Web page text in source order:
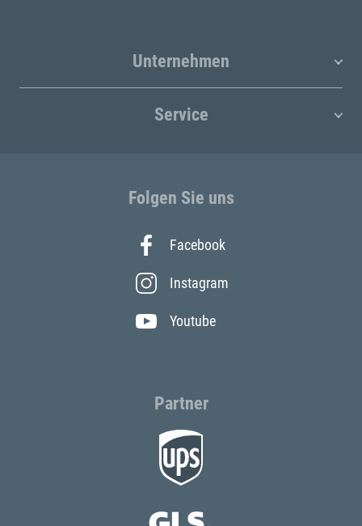
Unternehmen
Service
Folgen Sie uns
Facebook
Instagram
Youtube
Partner